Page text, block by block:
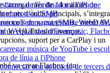
fitxers de l'ordinador a l'iPhone
el protocol SMB
l'emmagatzematge intern del
VAULT des d'Evermusic,
música de YouTube i
de línia a l'iPhone
una aplicació de tercers
més de 14 milions de
d’àudio principals, s’integra
de xarxa (SMB, WebDAV,
un equalitzador avançat,
suport per a CarPlay i un
va crear Flacbox (un